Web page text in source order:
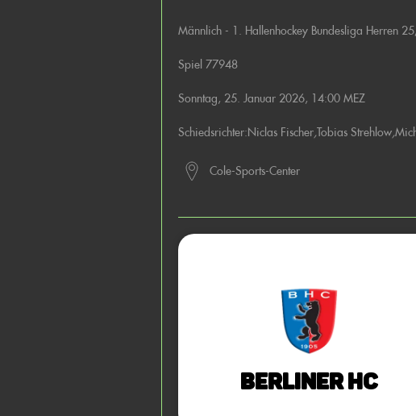
Männlich - 1. Hallenhockey Bundesliga Herren
Spiel 77948
Sonntag, 25. Januar 2026, 14:00 MEZ
Schiedsrichter:Niclas Fischer,Tobias Strehlow,
Cole-Sports-Center
Berliner HC